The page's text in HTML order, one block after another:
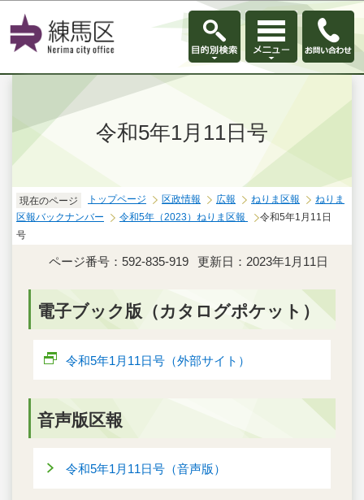
このページの本文へ移動
令和5年1月11日号
現在のページ トップページ 区政情報 広報 ねりま区報
ねりま
区報バックナンバー
令和5年（2023）ねりま区報
令和5年1月11日
号
ページ番号：592-835-919 更新日：2023年1月11日
電子ブック版（カタログポケット）
令和5年1月11日号（外部サイト）
音声版区報
令和5年1月11日号（音声版）